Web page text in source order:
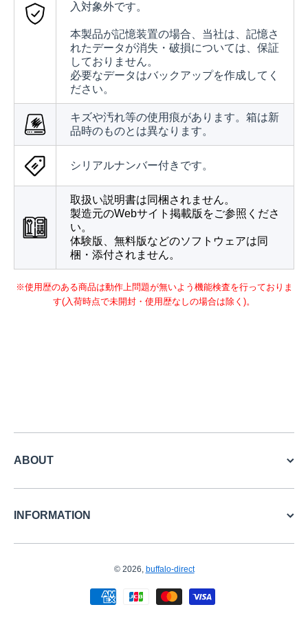
入対象外です。
本製品が記憶装置の場合、当社は、記憶さ
れたデータが消失・破損については、保証
しておりません。
必要なデータはバックアップを作成してく
ださい。
キズや汚れ等の使用痕があります。箱は新
品時のものとは異なります。
シリアルナンバー付きです。
取扱い説明書は同梱されません。
製造元のWebサイト掲載版をご参照くださ
い。
体験版、無料版などのソフトウェアは同
梱・添付されません。
※使用歴のある商品は動作上問題が無いよう機能検査を行っておりま
す(入荷時点で未開封・使用歴なしの場合は除く)。
ABOUT
INFORMATION
© 2026, buffalo-direct
お支払い方法